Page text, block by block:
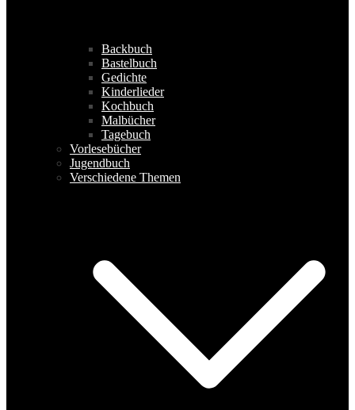
Backbuch
Bastelbuch
Gedichte
Kinderlieder
Kochbuch
Malbücher
Tagebuch
Vorlesebücher
Jugendbuch
Verschiedene Themen